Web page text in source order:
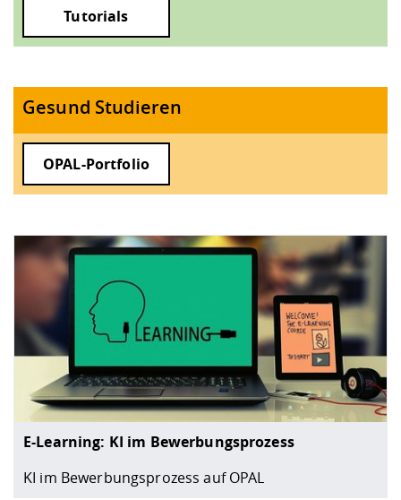
Tutorials
Gesund Studieren
OPAL-Portfolio
E-Learning: KI im Bewerbungsprozess
KI im Bewerbungsprozess auf OPAL